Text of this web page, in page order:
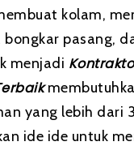
kolam,
bongkar pasang,
menjadi
yang lebih dari
ide ide untuk